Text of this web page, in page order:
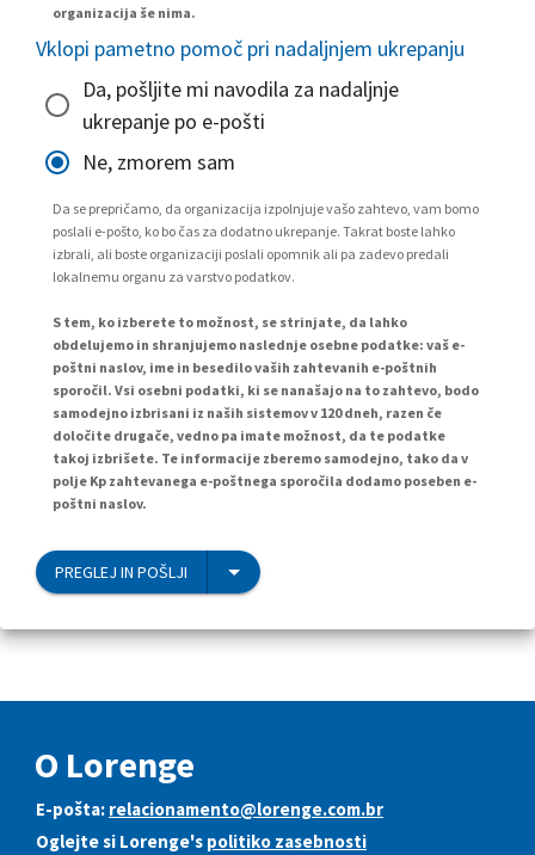
organizacija še nima.
Vklopi pametno pomoč pri nadaljnjem ukrepanju
Da, pošljite mi navodila za nadaljnje
ukrepanje po e-pošti
Ne, zmorem sam
Da se prepričamo, da organizacija izpolnjuje vašo zahtevo, vam bomo
poslali e-pošto, ko bo čas za dodatno ukrepanje. Takrat boste lahko
izbrali, ali boste organizaciji poslali opomnik ali pa zadevo predali
lokalnemu organu za varstvo podatkov.
S tem, ko izberete to možnost, se strinjate, da lahko
obdelujemo in shranjujemo naslednje osebne podatke: vaš e-
poštni naslov, ime in besedilo vaših zahtevanih e-poštnih
sporočil. Vsi osebni podatki, ki se nanašajo na to zahtevo, bodo
samodejno izbrisani iz naših sistemov v 120 dneh, razen če
določite drugače, vedno pa imate možnost, da te podatke
takoj izbrišete. Te informacije zberemo samodejno, tako da v
polje Kp zahtevanega e-poštnega sporočila dodamo poseben e-
poštni naslov.
PREGLEJ IN POŠLJI
O Lorenge
E-pošta: relacionamento@lorenge.com.br
Oglejte si Lorenge's politiko zasebnosti